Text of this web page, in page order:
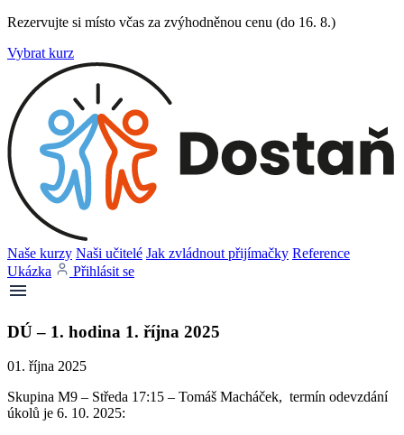
Rezervujte si místo včas za zvýhodněnou cenu (do 16. 8.)
Vybrat kurz
Naše kurzy Naši učitelé Jak zvládnout přijímačky Reference
Ukázka
Přihlásit se
DÚ – 1. hodina 1. října 2025
01. října 2025
Skupina M9 – Středa 17:15 – Tomáš Macháček, termín odevzdání
úkolů je 6. 10. 2025: